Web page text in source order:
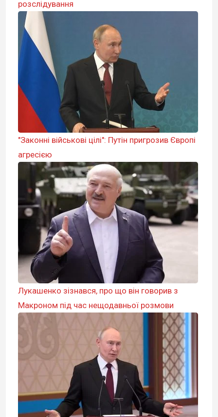
розслідування
"Законні військові цілі": Путін пригрозив Європі
агресією
Лукашенко зізнався, про що він говорив з
Макроном під час нещодавньої розмови